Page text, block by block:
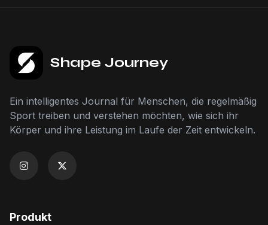
Shape Journey
Ein intelligentes Journal für Menschen, die regelmäßig
Sport treiben und verstehen möchten, wie sich ihr
Körper und ihre Leistung im Laufe der Zeit entwickeln.
Produkt